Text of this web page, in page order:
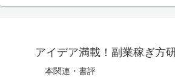
アイデア満載！副業稼ぎ方
本関連・書評